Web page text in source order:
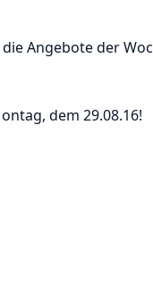
Angebote der
dem 29.08.16!